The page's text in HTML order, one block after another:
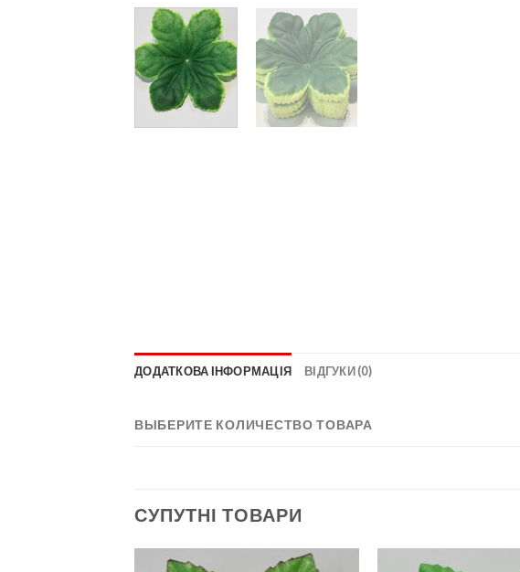
ДОДАТКОВА ІНФОРМАЦІЯ ВІДГУКИ (0)
ВЫБЕРИТЕ КОЛИЧЕСТВО ТОВАРА
СУПУТНІ ТОВАРИ